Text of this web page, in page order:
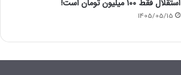
استقلال فقط ۱۰۰ میلیون تومان است!
1405/05/15